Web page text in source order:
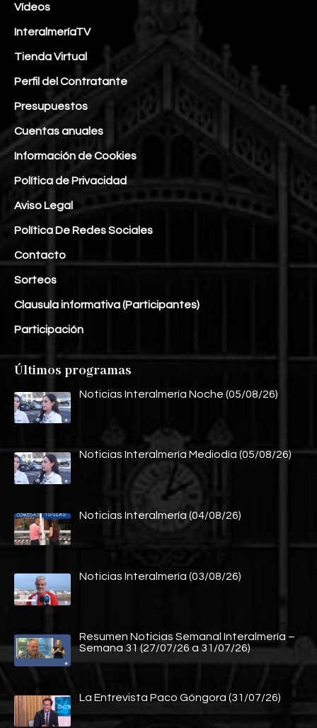
Vídeos
InteralmeríaTV
Tienda Virtual
Perfil del Contratante
Presupuestos
Cuentas anuales
Información de Cookies
Política de Privacidad
Aviso Legal
Política De Redes Sociales
Contacto
Sorteos
Clausula informativa (Participantes)
Participación
Últimos programas
Noticias Interalmería Noche (05/08/26)
Noticias Interalmería Mediodía (05/08/26)
Noticias Interalmería (04/08/26)
Noticias Interalmería (03/08/26)
Resumen Noticias Semanal Interalmería –
Semana 31 (27/07/26 a 31/07/26)
La Entrevista Paco Góngora (31/07/26)